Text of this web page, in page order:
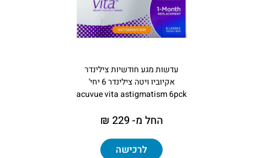
עדשות מגע חודשיות צילינדר
אקיוביו ויטה צילינדר 6 יחי'
acuvue vita astigmatism 6pck
החל מ- 229 ₪
לרכישה